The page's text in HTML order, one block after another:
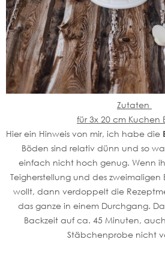
Zutaten
für 3x 20 cm Kuchen
Hier ein Hinweis von mir, ich habe die
Böden sind relativ dünn und so
einfach nicht hoch genug. Wenn
Teigherstellung und des
wollt, dann verdoppelt die
das ganze in einem Durchgang.
Backzeit auf ca. 45 Minuten,
Stäbchenprobe nicht